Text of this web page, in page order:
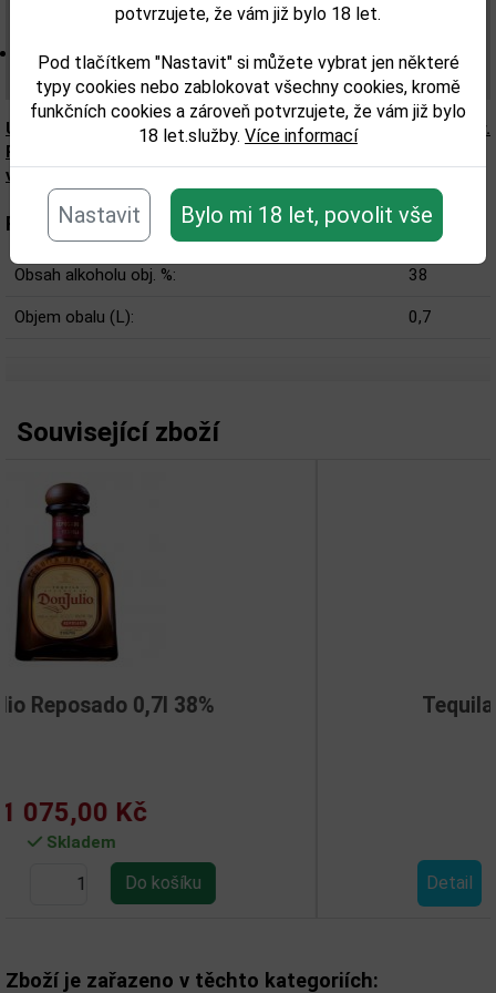
potvrzujete, že vám již bylo 18 let.
Pod tlačítkem "Nastavit" si můžete vybrat jen některé
typy cookies nebo zablokovat všechny cookies, kromě
funkčních cookies a zároveň potvrzujete, že vám již bylo
18 let.služby. Více informací
Nastavit Bylo mi 18 let, povolit vše
jablek, vanilky a skořice a dlouhý a hedvábný závěr.
Složení: Alkohol (tequila z modré odrůdy Agave
tequilana Weber), voda.
Upozorňujeme, že tento produkt může obsahovat alergeny.
Přesné složení a alergeny jsou k dispozici na obalu
výrobku. Zkontrolujte prosím před konzumací.
Parametry:
Obsah alkoholu obj. %: 38
Objem obalu (L): 0,7
Související zboží
Tequila 1800 Anejo 0,7l 38%
Zboží je zařazeno v těchto kategoriích: